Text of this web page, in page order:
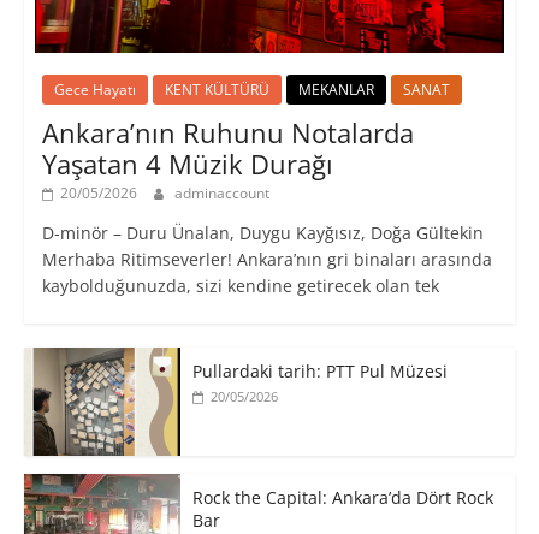
Gece Hayatı KENT KÜLTÜRÜ MEKANLAR SANAT
Ankara’nın Ruhunu Notalarda
Yaşatan 4 Müzik Durağı
20/05/2026 adminaccount
D-minör – Duru Ünalan, Duygu Kayğısız, Doğa Gültekin
Merhaba Ritimseverler! Ankara’nın gri binaları arasında
kaybolduğunuzda, sizi kendine getirecek olan tek
Pullardaki tarih: PTT Pul Müzesi
20/05/2026
Rock the Capital: Ankara’da Dört Rock
Bar